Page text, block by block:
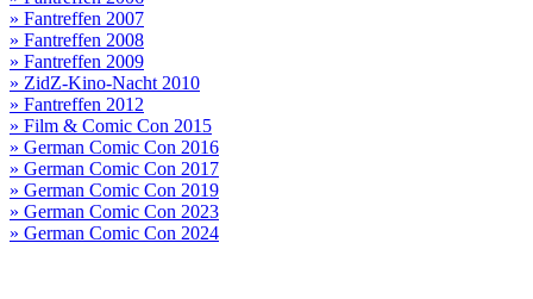
» Fantreffen 2007
» Fantreffen 2008
» Fantreffen 2009
» ZidZ-Kino-Nacht 2010
» Fantreffen 2012
» Film & Comic Con 2015
» German Comic Con 2016
» German Comic Con 2017
» German Comic Con 2019
» German Comic Con 2023
» German Comic Con 2024